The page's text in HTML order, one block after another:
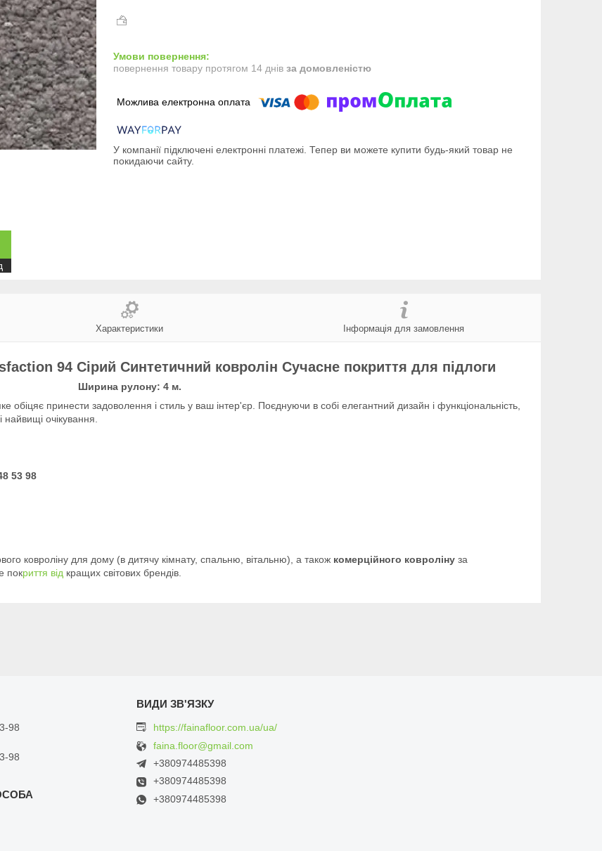
повернення товару протягом 14 днів за домовленістю
У компанії підключені електронні платежі. Тепер ви можете купити будь-який товар не
покидаючи сайту.
Характеристики Інформація для замовлення
94 Сірий Синтетичний ковролін Сучасне покриття для підлоги
Ширина рулону: 4 м.
обіцяє принести задоволення і стиль у ваш інтер'єр. Поєднуючи в собі елегантний дизайн і функціональність,
очікування.
53 98
ковроліну для дому (в дитячу кімнату, спальню, вітальню), а також комерційного ковроліну за
покриття від кращих світових брендів.
98
98
https://fainafloor.com.ua/ua/
faina.floor@gmail.com
+380974485398
+380974485398
+380974485398